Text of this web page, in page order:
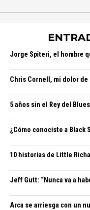
Jorge Spiteri, el hombre
Chris Cornell, mi dolor de
5 años sin el Rey del
¿Cómo conociste a Black
10 historias de Little
Jeff Gutt: “Nunca va a
Arca se arriesga con un